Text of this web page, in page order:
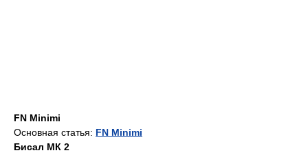
FN Minimi
Основная статья: FN Minimi
Бисал МК 2